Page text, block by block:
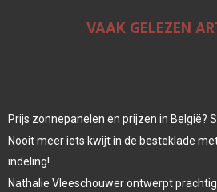
VAAK GELEZEN
Prijs zonnepanelen en prijzen in België?
Nooit meer iets kwijt in de besteklade
indeling!
Nathalie Vleeschouwer ontwerpt